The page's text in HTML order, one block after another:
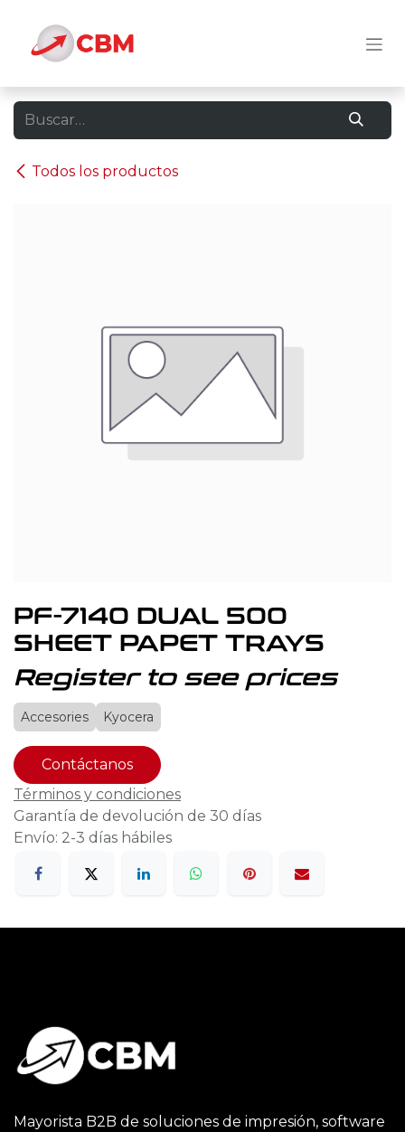
Todos los productos
PF-7140 DUAL 500
SHEET PAPET TRAYS
Register to see prices
Accesories Kyocera
Contáctanos
Términos y condiciones
Garantía de devolución de 30 días
Envío: 2-3 días hábiles
Mayorista B2B de soluciones de impresión, software